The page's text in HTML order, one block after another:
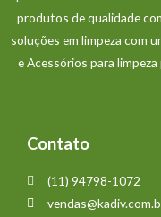
produtos de qualidade
soluções em limpeza com
e Acessórios para
Contato
(11) 94798-1072